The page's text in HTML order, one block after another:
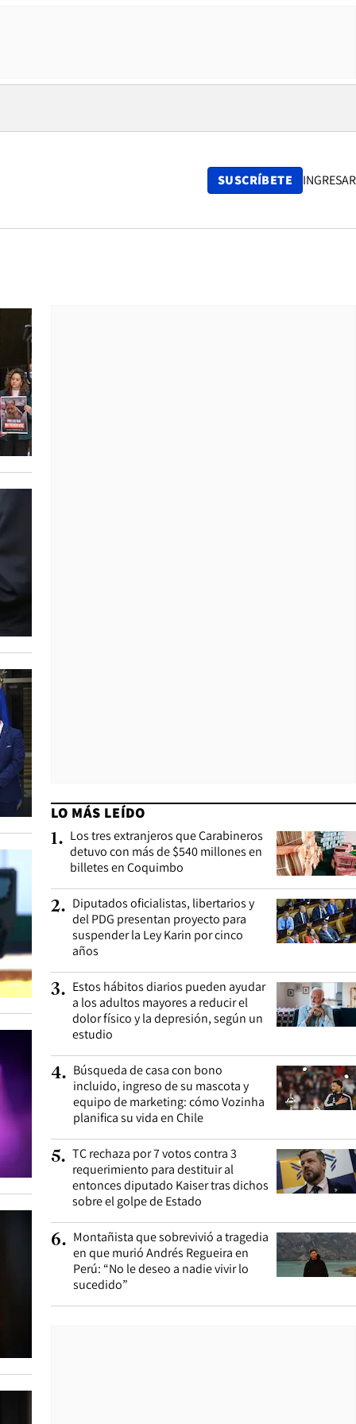
SUSCRÍBETE INGRESAR
LO MÁS LEÍDO
1. Los tres extranjeros que Carabineros
detuvo con más de $540 millones en
billetes en Coquimbo
2. Diputados oficialistas, libertarios y
del PDG presentan proyecto para
suspender la Ley Karin por cinco
años
3. Estos hábitos diarios pueden ayudar
a los adultos mayores a reducir el
dolor físico y la depresión, según un
estudio
4. Búsqueda de casa con bono
incluido, ingreso de su mascota y
equipo de marketing: cómo Vozinha
planifica su vida en Chile
5. TC rechaza por 7 votos contra 3
requerimiento para destituir al
entonces diputado Kaiser tras dichos
sobre el golpe de Estado
6. Montañista que sobrevivió a tragedia
en que murió Andrés Regueira en
Perú: “No le deseo a nadie vivir lo
sucedido”